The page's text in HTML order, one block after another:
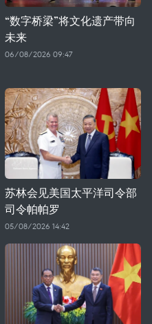
“数字桥梁”将文化遗产带向
未来
06/08/2026 09:47
苏林会见美国太平洋司令部
司令帕帕罗
05/08/2026 14:42